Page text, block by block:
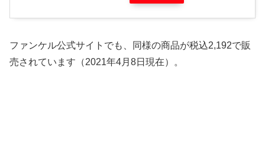
ファンケル公式サイトでも、同様の商品が税込2,192で販
売されています（2021年4月8日現在）。